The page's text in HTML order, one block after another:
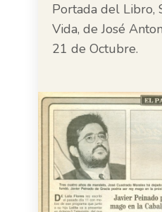
Portada del Libro,
Vida, de José
21 de Octubre.